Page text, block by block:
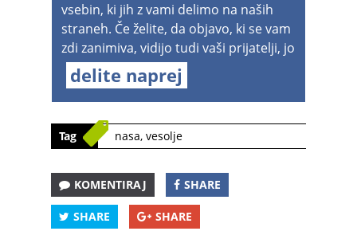
vsebin, ki jih z vami delimo na naših
straneh. Če želite, da objavo, ki se vam
zdi zanimiva, vidijo tudi vaši prijatelji, jo
delite naprej
Tag nasa, vesolje
KOMENTIRAJ SHARE
SHARE SHARE